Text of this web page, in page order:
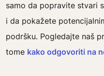
samo da popravite stvari
i da pokažete
podršku. Pogledajte naš
tome kako odgovoriti na